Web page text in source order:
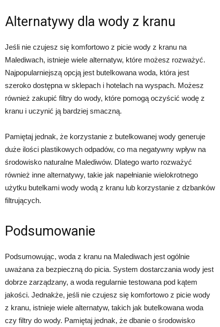
Alternatywy dla wody z kranu
Jeśli nie czujesz się komfortowo z picie wody z kranu na
Malediwach, istnieje wiele alternatyw, które możesz rozważyć.
Najpopularniejszą opcją jest butelkowana woda, która jest
szeroko dostępna w sklepach i hotelach na wyspach. Możesz
również zakupić filtry do wody, które pomogą oczyścić wodę z
kranu i uczynić ją bardziej smaczną.
Pamiętaj jednak, że korzystanie z butelkowanej wody generuje
duże ilości plastikowych odpadów, co ma negatywny wpływ na
środowisko naturalne Malediwów. Dlatego warto rozważyć
również inne alternatywy, takie jak napełnianie wielokrotnego
użytku butelkami wody wodą z kranu lub korzystanie z dzbanków
filtrujących.
Podsumowanie
Podsumowując, woda z kranu na Malediwach jest ogólnie
uważana za bezpieczną do picia. System dostarczania wody jest
dobrze zarządzany, a woda regularnie testowana pod kątem
jakości. Jednakże, jeśli nie czujesz się komfortowo z picie wody
z kranu, istnieje wiele alternatyw, takich jak butelkowana woda
czy filtry do wody. Pamiętaj jednak, że dbanie o środowisko